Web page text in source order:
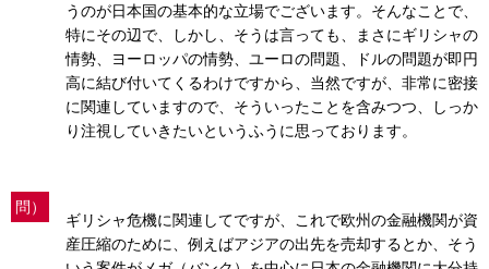
うのが日本国の基本的な立場でございます。そんなことで、
特にその辺で、しかし、そうは言っても、まさにギリシャの
情勢、ヨーロッパの情勢、ユーロの問題、ドルの問題が即円
高に結び付いてくるわけですから、当然ですが、非常に密接
に関連していますので、そういったことを含みつつ、しっか
り注視していきたいというふうに思っております。
問）
ギリシャ危機に関連してですが、これで欧州の金融機関が資
産圧縮のために、例えばアジアの出先を売却するとか、そう